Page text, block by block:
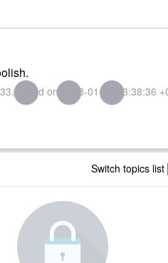
joined on 2018-01-24 23:38:36
Switch topics list